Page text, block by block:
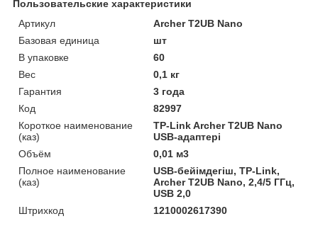
Пользовательские характеристики
Артикул
Archer T2UB Nano
Базовая единица
шт
В упаковке
60
Вес
0,1 кг
Гарантия
3 года
Код
82997
Короткое наименование
(каз)
TP-Link Archer T2UB Nano
USB-адаптері
Объём
0,01 м3
Полное наименование
(каз)
USB-бейімдегіш, TP-Link,
Archer T2UB Nano, 2,4/5 ГГц,
USB 2,0
Штрихкод
1210002617390